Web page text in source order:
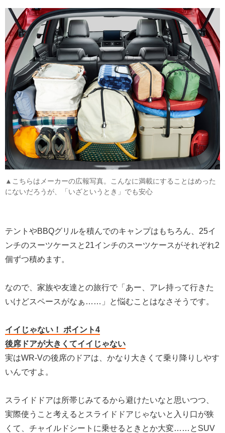
▲こちらはメーカーの広報写真。こんなに満載にすることはめった
にないだろうが、「いざというとき」でも安心
テントやBBQグリルを積んでのキャンプはもちろん、25イ
ンチのスーツケースと21インチのスーツケースがそれぞれ2
個ずつ積めます。
なので、家族や友達との旅行で「あー、アレ持って行きた
いけどスペースがなぁ……」と悩むことはなさそうです。
イイじゃない！ ポイント4
後席ドアが大きくてイイじゃない
実はWR-Vの後席のドアは、かなり大きくて乗り降りしやす
いんですよ。
スライドドアは所帯じみてるから避けたいなと思いつつ、
実際使うこと考えるとスライドドアじゃないと入り口が狭
くて、チャイルドシートに乗せるときとか大変……とSUV